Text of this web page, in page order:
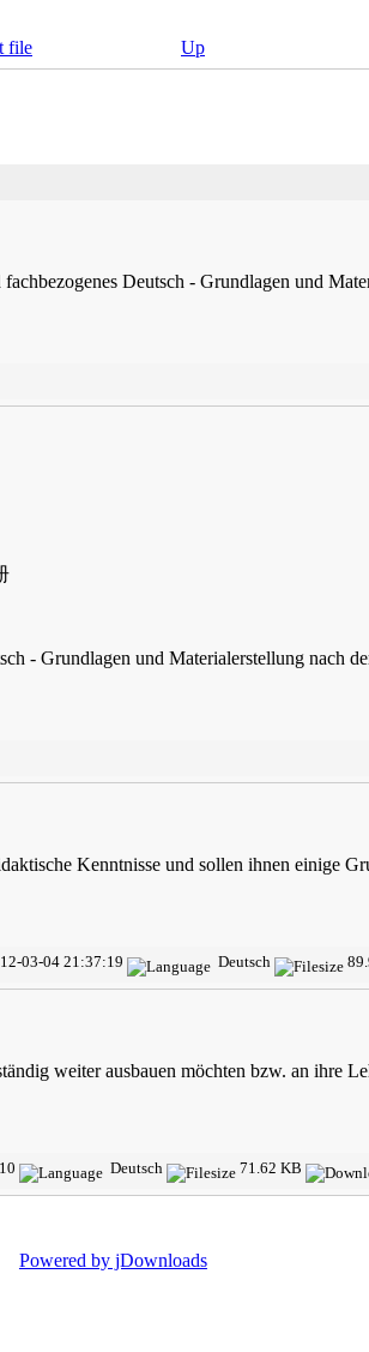
file
Up
Deutsch - Grundlagen und
- Grundlagen und Materialerstellung
Kenntnisse und sollen ihnen einige
03-04 21:37:19 Deutsch
weiter ausbauen möchten bzw. an ihre
Deutsch 71.62 KB
Powered by jDownloads